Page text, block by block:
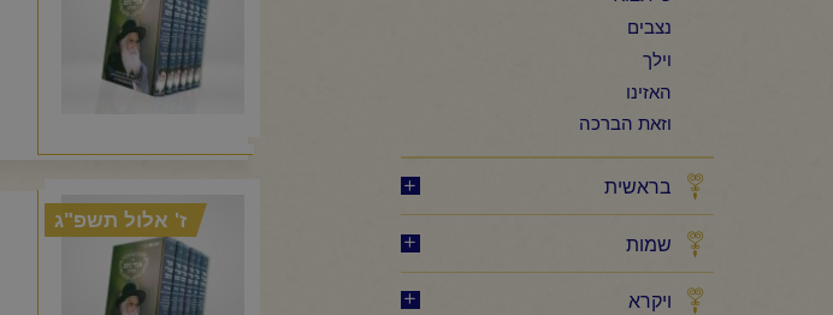
בראשית
שמות
ויקרא
נצבים
וילך
האזינו
וזאת הברכה
ז' אלול תשפ"ג